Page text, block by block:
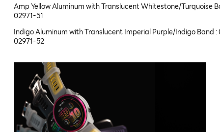
Amp Yellow Aluminum with Translucent Whitestone/Turquoise
02971-51
Indigo Aluminum with Translucent Imperial Purple/Indigo Band :
02971-52